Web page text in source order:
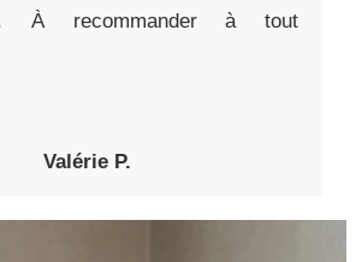
À recommander à tout
Valérie P.